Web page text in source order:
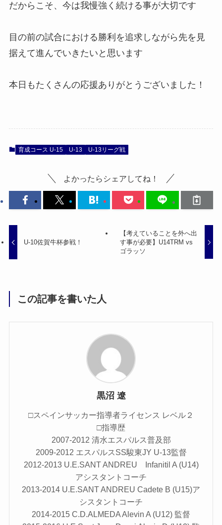
だからこそ、今は我慢強く続ける事が大切です
目の前の試合における勝利を追求しながら先を見
据えて進んでいきたいと思います
本日もたくさんの応援ありがとうございました！
育成コース U-15 U-13 U-13リーグ戦
よかったらシェアしてね！
U-10佐賀牛杯参戦！
【考えていることを外へ出
す事が必要】U14TRM vs
ゴラッソ
この記事を書いた人
黒沼 遼
□スペインサッカー指導者ライセンス レベル２
□指導歴
2007-2012 清水エスパルス普及部
2009-2012 エスパルスSS駿東JY U-13監督
2012-2013 U.E.SANT ANDREU Infanitil A (U14)
アシスタントコーチ
2013-2014 U.E.SANT ANDREU Cadete B (U15)ア
シスタントコーチ
2014-2015 C.D.ALMEDA Alevin A (U12) 監督